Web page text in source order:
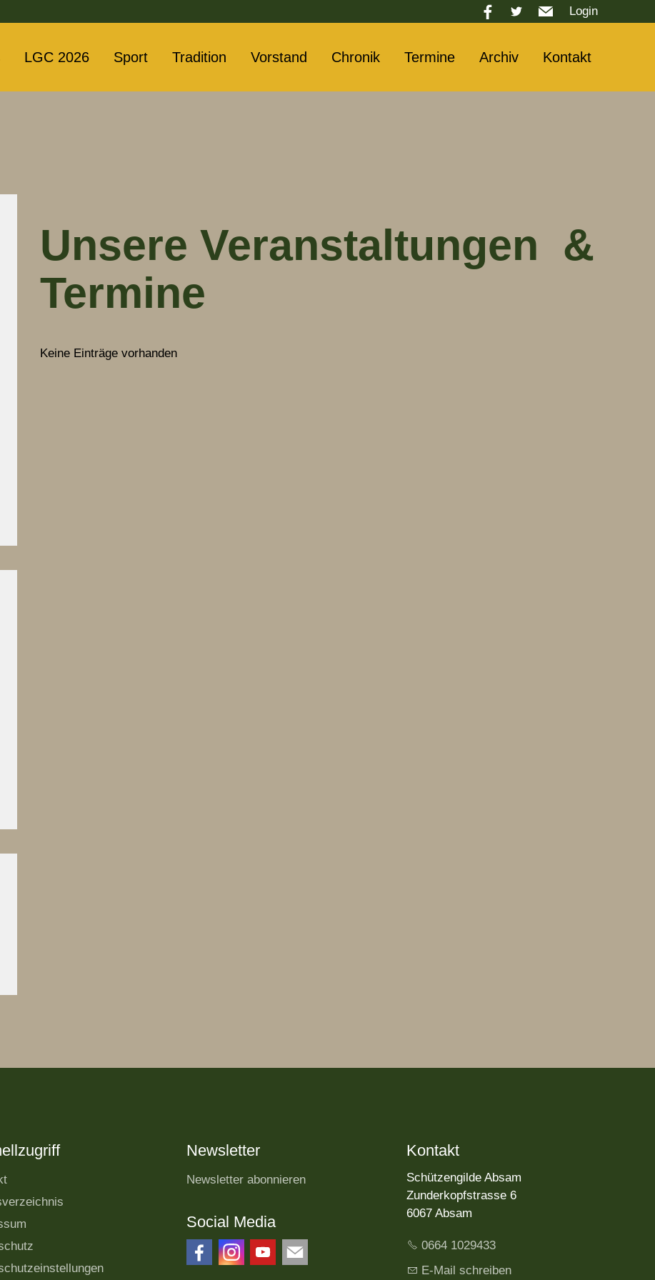
Login
LGC 2026 Sport Tradition Vorstand Chronik Termine Archiv Kontakt
Unsere Veranstaltungen &
Termine
Keine Einträge vorhanden
Newsletter
Newsletter abonnieren
Social Media
Kontakt
Schützengilde Absam
Zunderkopfstrasse 6
6067 Absam
0664 1029433
E-Mail schreiben